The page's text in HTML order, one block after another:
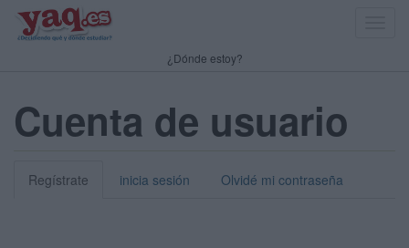
¿Dónde estoy?
Cuenta de usuario
Regístrate inicia sesión Olvidé mi contraseña